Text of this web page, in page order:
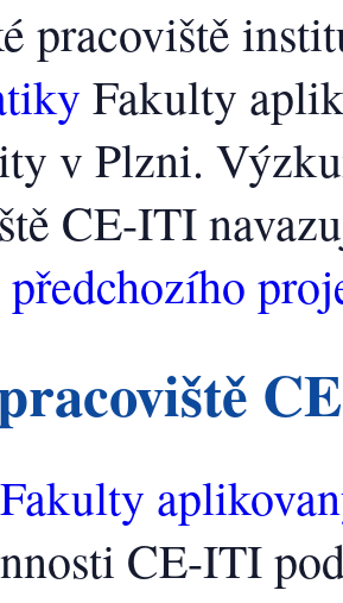
pracoviště
Fakulty
v Plzni.
CE-ITI
předchozího
Fakulty
CE-ITI